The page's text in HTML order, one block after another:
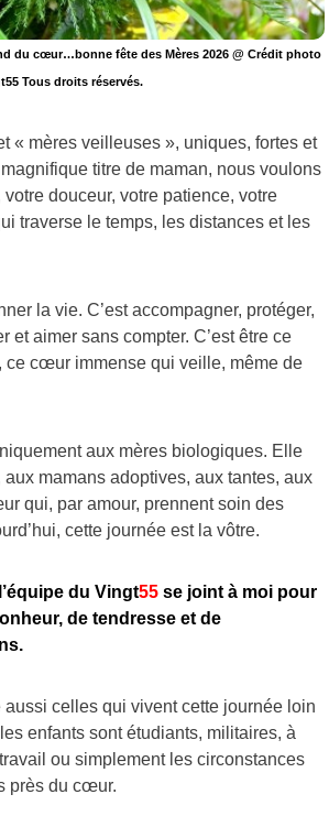
du cœur…bonne fête des Mères 2026 @ Crédit photo
Tous droits réservés.
« mères veilleuses », uniques, fortes et
titre de maman, nous voulons
douceur, votre patience, votre
traverse le temps, les distances et les
la vie. C’est accompagner, protéger,
et aimer sans compter. C’est être ce
ce cœur immense qui veille, même de
aux mères biologiques. Elle
mamans adoptives, aux tantes, aux
qui, par amour, prennent soin des
cette journée est la vôtre.
du Vingt55 se joint à moi pour
de tendresse et de
celles qui vivent cette journée loin
enfants sont étudiants, militaires, à
ou simplement les circonstances
près du cœur.